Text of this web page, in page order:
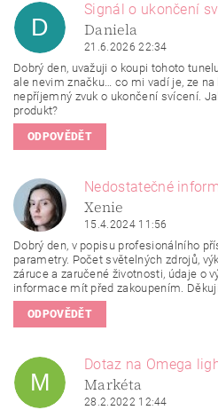
D
Signál o ukončení
Daniela
21.6.2026 22:34
Dobrý den, uvažuji o koupi tohoto
ale nevim značku… co mi vadí je, ze
nepříjemný zvuk o ukončení svícení.
produkt?
ODPOVĚDĚT
X
Nedostatečné
Xenie
15.4.2024 11:56
Dobrý den, v popisu profesionálního
parametry. Počet světelných zdrojů,
záruce a zaručené životnosti, údaje o
informace mít před zakoupením. Děkuji
ODPOVĚDĚT
M
Dotaz na Omega
Markéta
28.2.2022 12:44